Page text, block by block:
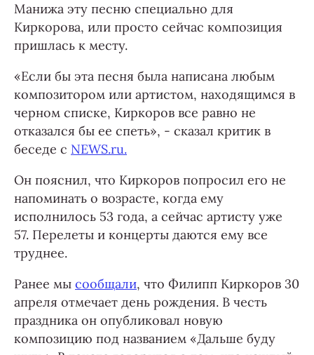
Манижа эту песню специально для
Киркорова, или просто сейчас композиция
пришлась к месту.
«Если бы эта песня была написана любым
композитором или артистом, находящимся в
черном списке, Киркоров все равно не
отказался бы ее спеть», - сказал критик в
беседе с NEWS.ru.
Он пояснил, что Киркоров попросил его не
напоминать о возрасте, когда ему
исполнилось 53 года, а сейчас артисту уже
57. Перелеты и концерты даются ему все
труднее.
Ранее мы сообщали, что Филипп Киркоров 30
апреля отмечает день рождения. В честь
праздника он опубликовал новую
композицию под названием «Дальше буду